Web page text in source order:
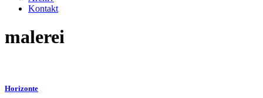
Kontakt
malerei
Horizonte